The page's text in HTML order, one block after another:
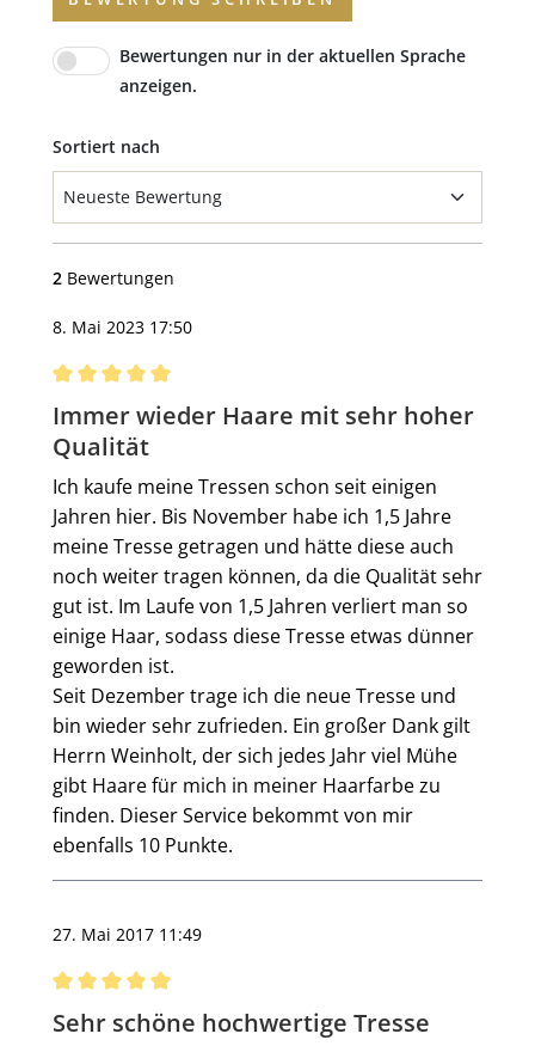
Bewertungen nur in der aktuellen Sprache
anzeigen.
Sortiert nach
2 Bewertungen
8. Mai 2023 17:50
Bewertung mit 5 von 5 Sternen
Immer wieder Haare mit sehr hoher
Qualität
Ich kaufe meine Tressen schon seit einigen
Jahren hier. Bis November habe ich 1,5 Jahre
meine Tresse getragen und hätte diese auch
noch weiter tragen können, da die Qualität sehr
gut ist. Im Laufe von 1,5 Jahren verliert man so
einige Haar, sodass diese Tresse etwas dünner
geworden ist.
Seit Dezember trage ich die neue Tresse und
bin wieder sehr zufrieden. Ein großer Dank gilt
Herrn Weinholt, der sich jedes Jahr viel Mühe
gibt Haare für mich in meiner Haarfarbe zu
finden. Dieser Service bekommt von mir
ebenfalls 10 Punkte.
27. Mai 2017 11:49
Bewertung mit 5 von 5 Sternen
Sehr schöne hochwertige Tresse